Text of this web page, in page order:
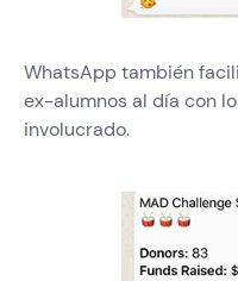
WhatsApp también
ex-alumnos al día con
involucrado.